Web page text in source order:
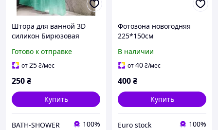
Штора для ванной 3D
силикон Бирюзовая
Готово к отправке
от25₴/мес
250₴
Купить
BATH-SHOWER 100%
Фотозона новогодняя
225*150см
Шторы, фотозона, 3D
фото шторы
В наличии
от40₴/мес
400₴
Купить
Euro stock 100%